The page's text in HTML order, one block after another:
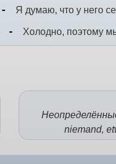
Я думаю, что у него
Холодно, поэтому
niemand,